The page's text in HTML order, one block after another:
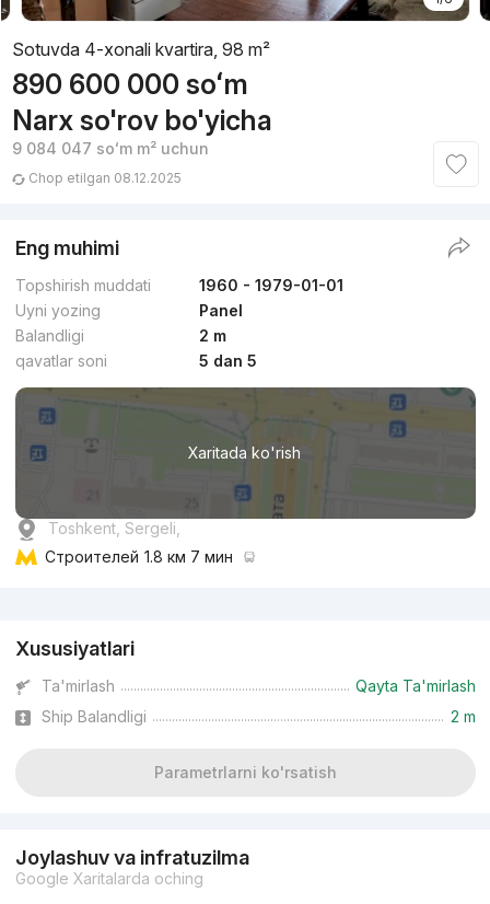
Sotuvda 4-xonali kvartira, 98 m²
890 600 000 soʻm
Narx so'rov bo'yicha
9 084 047 soʻmm² uchun
Chop etilgan 08.12.2025
Eng muhimi
Topshirish muddati
1960 - 1979-01-01
Uyni yozing
Panel
Balandligi
2 m
qavatlar soni
5 dan 5
Xaritada ko'rish
Toshkent, Sergeli,
Строителей 1.8 км 7 мин
Xususiyatlari
Ta'mirlash
Qayta Ta'mirlash
Ship Balandligi
2 m
Parametrlarni ko'rsatish
Joylashuv va infratuzilma
Google Xaritalarda oching